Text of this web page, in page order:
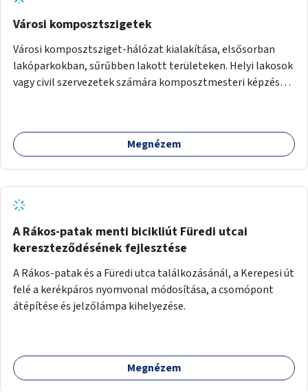
Városi komposztszigetek
Városi komposztsziget-hálózat kialakítása, elsősorban
lakóparkokban, sűrűbben lakott területeken. Helyi lakosok
vagy civil szervezetek számára komposztmesteri képzés
Megnézem
A Rákos-patak menti bicikliút Füredi utcai
kereszteződésének fejlesztése
A Rákos-patak és a Füredi utca találkozásánál, a Kerepesi út
felé a kerékpáros nyomvonal módosítása, a csomópont
átépítése és jelzőlámpa kihelyezése.
Megnézem